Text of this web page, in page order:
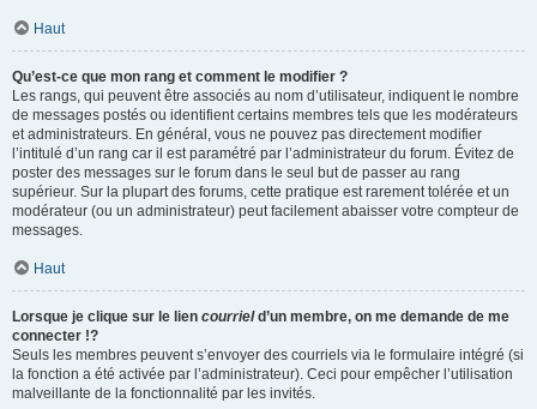
Haut
Qu’est-ce que mon rang et comment le modifier ?
Les rangs, qui peuvent être associés au nom d’utilisateur, indiquent le nombre
de messages postés ou identifient certains membres tels que les modérateurs
et administrateurs. En général, vous ne pouvez pas directement modifier
l’intitulé d’un rang car il est paramétré par l’administrateur du forum. Évitez de
poster des messages sur le forum dans le seul but de passer au rang
supérieur. Sur la plupart des forums, cette pratique est rarement tolérée et un
modérateur (ou un administrateur) peut facilement abaisser votre compteur de
messages.
Haut
Lorsque je clique sur le lien courrield’un membre, on me demande de me
connecter !?
Seuls les membres peuvent s’envoyer des courriels via le formulaire intégré (si
la fonction a été activée par l’administrateur). Ceci pour empêcher l’utilisation
malveillante de la fonctionnalité par les invités.